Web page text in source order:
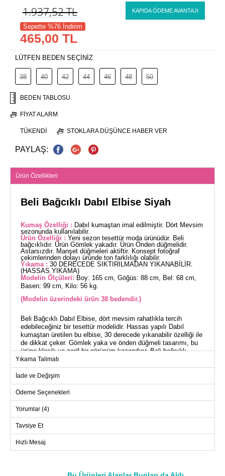
1.937,52TL KAPIDA ÖDEME AVANTAJI
Sepette %76 İndirim
465,00 TL
LÜTFEN BEDEN SEÇİNİZ
38 40 42 44 46 48 50
BEDEN TABLOSU
FIYAT ALARM
TÜKENDI STOKLARA DÜŞÜNCE HABER VER
PAYLAŞ:
Ürün Özellikleri
Beli Bağcıklı Dabıl Elbise Siyah
Kumaş Özelliği : Dabıl kumaştan imal edilmiştir. Dört Mevsim
sezonunda kullanılabilir.
Ürün Özelliği : Yeni sezon tesettür moda ürünüdür. Beli
bağcıklıdır. Ürün Gömlek yakadır. Ürün Önden düğmelidir.
Astarsızdır. Manşet düğmeleri aktiftir. Konsept fotoğraf
çekimlerinden dolayı üründe ton farklılığı olabilir.
Yıkama : 30 DERECEDE SIKTIRILMADAN YIKANABİLİR.
(HASSAS YIKAMA)
Modelin Ölçüleri: Boy: 165 cm, Göğüs: 88 cm, Bel: 68 cm,
Basen: 99 cm, Kilo: 56 kg.
(Modelin üzerindeki ürün 38 bedendir.)
Beli Bağcıklı Dabıl Elbise, dört mevsim rahatlıkla tercih
edebileceğiniz bir tesettür modelidir. Hassas yapılı Dabıl
kumaştan üretilen bu elbise, 30 derecede yıkanabilir özelliği ile
de dikkat çeker. Gömlek yaka ve önden düğmeli tasarımı, bu
ürüne klasik ve zarif bir görünüm kazandırır. Beli bağcıklı
tasarımı sayesinde farklı vücut tiplerine uyum sağlar. Manşet
düğmeleri aktif olup, kullanım kolaylığı sağlar. Astarsız
yapısıyla hafif ve konforlu bir kullanım sunar. Modelin
üzerindeki 38 beden ölçülerindedir.
Beden
38
94 86
138
106 96
138
Yıkama Talimatı
İade ve Değişim
Ödeme Seçenekleri
Yorumlar (4)
Tavsiye Et
Hızlı Mesaj